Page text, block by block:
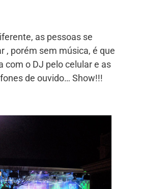
as pessoas se
, porém sem música, é que
com o DJ pelo celular e as
de ouvido… Show!!!